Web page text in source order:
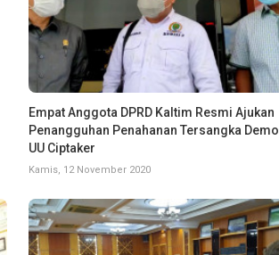
Empat Anggota DPRD Kaltim Resmi Ajukan
Penangguhan Penahanan Tersangka Demo
UU Ciptaker
Kamis, 12 November 2020